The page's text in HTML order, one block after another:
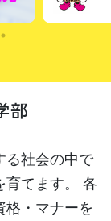
部
る社会の中で
育てます。 各
格・マナーを